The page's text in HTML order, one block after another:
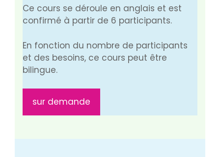
Ce cours se déroule en anglais et est
confirmé à partir de 6 participants.
En fonction du nombre de participants
et des besoins, ce cours peut être
bilingue.
sur demande